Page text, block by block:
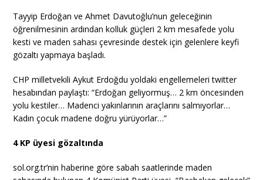
Tayyip Erdoğan ve Ahmet Davutoğlu’nun geleceğinin
öğrenilmesinin ardından kolluk güçleri 2 km mesafede yolu
kesti ve maden sahası çevresinde destek için gelenlere keyfi
gözaltı yapmaya başladı.
CHP milletvekili Aykut Erdoğdu yoldaki engellemeleri twitter
hesabından paylaştı: “Erdoğan geliyormuş… 2 km öncesinden
yolu kestiler… Madenci yakınlarının araçlarını salmıyorlar…
Kadın çocuk madene doğru yürüyorlar…”
4 KP üyesi gözaltında
sol.org.tr’nin haberine göre sabah saatlerinde maden